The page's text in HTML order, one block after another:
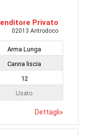
Privato
02013 Antrodoco
Arma Lunga
Canna liscia
12
Usato
Dettagli»